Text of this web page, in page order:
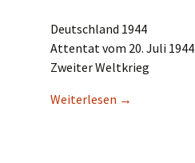
Deutsch­land 1944
Atten­tat vom 20. Juli 1944
Zweiter Weltkrieg
Weiter­le­sen →